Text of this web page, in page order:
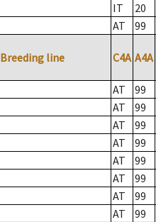
IT 20
AT 99
Breeding line C4A A4A
AT 99
AT 99
AT 99
AT 99
AT 99
AT 99
AT 99
AT 99